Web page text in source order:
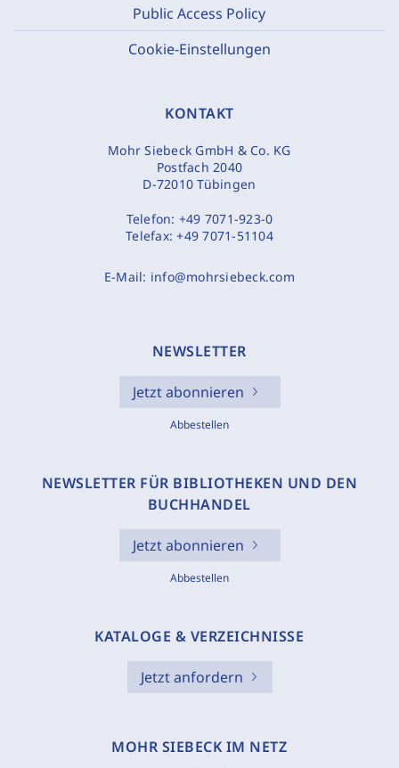
Public Access Policy
Cookie-Einstellungen
KONTAKT
Mohr Siebeck GmbH & Co. KG
Postfach 2040
D-72010 Tübingen
Telefon: +49 7071-923-0
Telefax:+49 7071-51104
E-Mail: info@mohrsiebeck.com
NEWSLETTER
Jetzt abonnieren
Abbestellen
NEWSLETTER FÜR BIBLIOTHEKEN UND DEN
BUCHHANDEL
Jetzt abonnieren
Abbestellen
KATALOGE & VERZEICHNISSE
Jetzt anfordern
MOHR SIEBECK IM NETZ